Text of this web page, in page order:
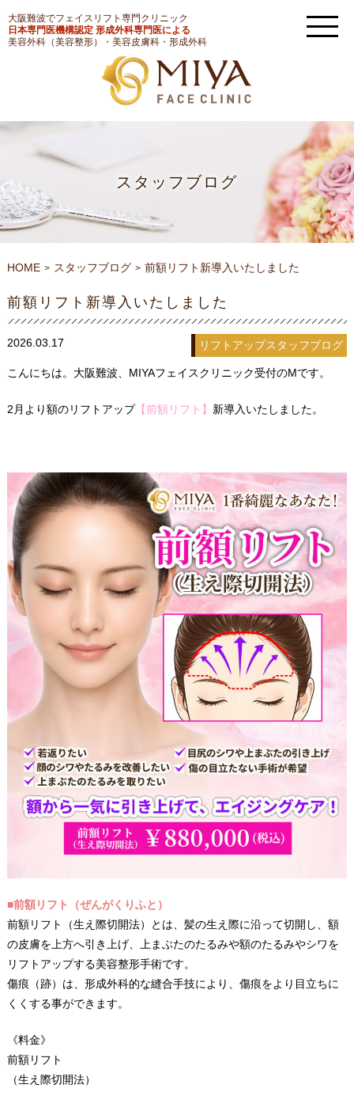
大阪難波でフェイスリフト専門クリニック
日本専門医機構認定 形成外科専門医による
美容外科（美容整形）・美容皮膚科・形成外科
スタッフブログ
HOME スタッフブログ 前額リフト新導入いたしました
前額リフト新導入いたしました
2026.03.17 リフトアップスタッフブログ
こんにちは。大阪難波、MIYAフェイスクリニック受付のMです。
2月より額のリフトアップ【前額リフト】 新導入いたしました。
■前額リフト（ぜんがくりふと）
前額リフト（生え際切開法）とは、髪の生え際に沿って切開し、額
の皮膚を上方へ引き上げ、上まぶたのたるみや額のたるみやシワを
リフトアップする美容整形手術です。
傷痕（跡）は、形成外科的な縫合手技により、傷痕をより目立ちに
くくする事ができます。
《料金》
前額リフト
（生え際切開法）